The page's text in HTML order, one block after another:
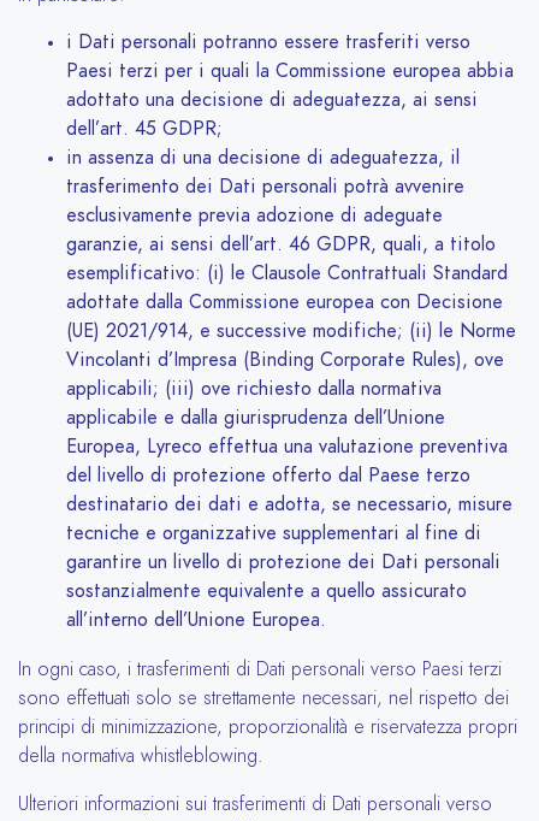
i Dati personali potranno essere trasferiti verso
Paesi terzi per i quali la Commissione europea abbia
adottato una decisione di adeguatezza, ai sensi
dell’art. 45 GDPR;
in assenza di una decisione di adeguatezza, il
trasferimento dei Dati personali potrà avvenire
esclusivamente previa adozione di adeguate
garanzie, ai sensi dell’art. 46 GDPR, quali, a titolo
esemplificativo: (i) le Clausole Contrattuali Standard
adottate dalla Commissione europea con Decisione
(UE) 2021/914, e successive modifiche; (ii) le Norme
Vincolanti d’Impresa (Binding Corporate Rules), ove
applicabili; (iii) ove richiesto dalla normativa
applicabile e dalla giurisprudenza dell’Unione
Europea, Lyreco effettua una valutazione preventiva
del livello di protezione offerto dal Paese terzo
destinatario dei dati e adotta, se necessario, misure
tecniche e organizzative supplementari al fine di
garantire un livello di protezione dei Dati personali
sostanzialmente equivalente a quello assicurato
all’interno dell’Unione Europea.
In ogni caso, i trasferimenti di Dati personali verso Paesi terzi
sono effettuati solo se strettamente necessari, nel rispetto dei
principi di minimizzazione, proporzionalità e riservatezza propri
della normativa whistleblowing.
Ulteriori informazioni sui trasferimenti di Dati personali verso